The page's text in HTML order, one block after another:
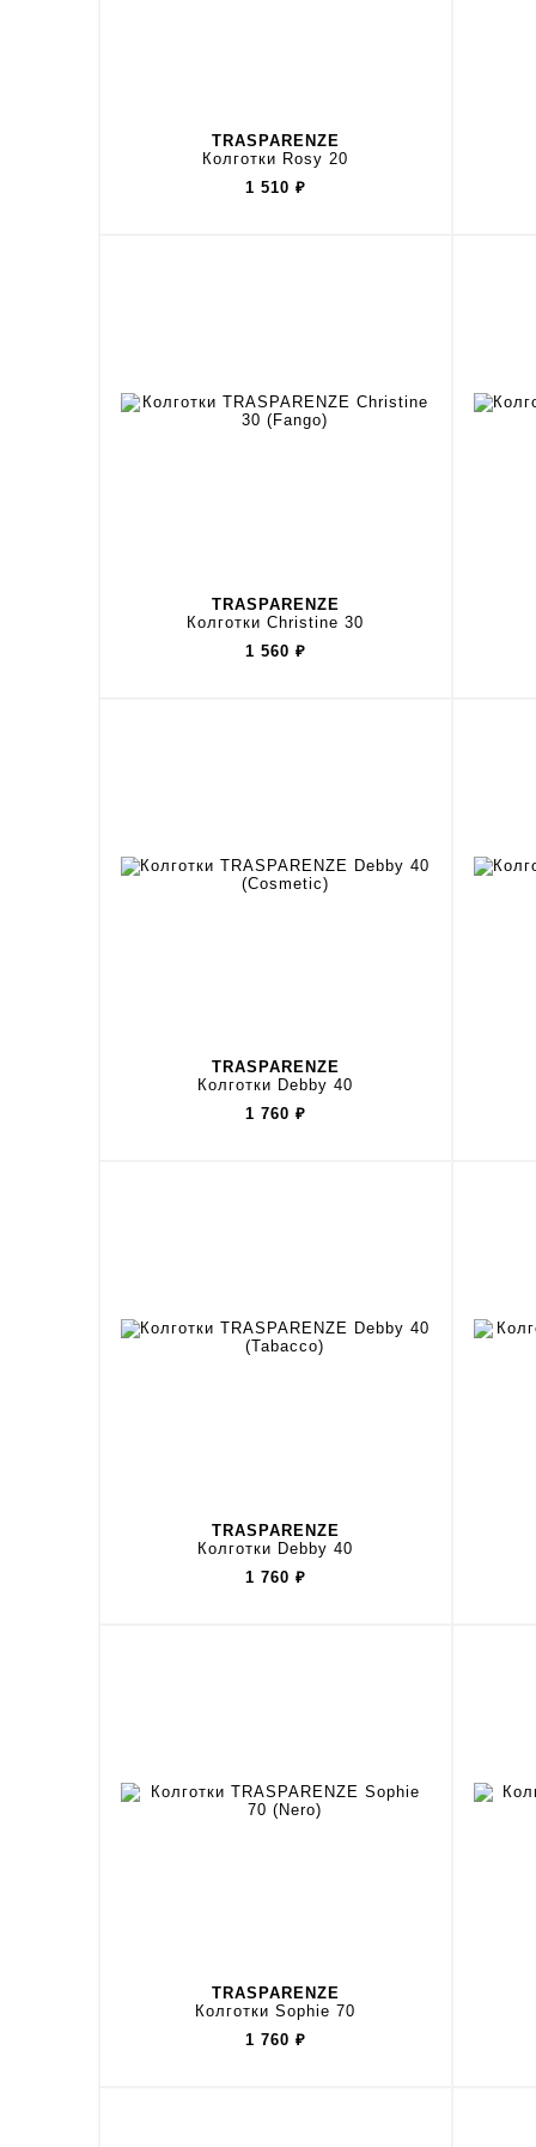
TRASPARENZE
Колготки Rosy 20
1 510 ₽
TRASPARENZE
Колготки Christine 30
1 560 ₽
TRASPARENZE
Колготки Debby 40
1 760 ₽
TRASPARENZE
Колготки Debby 40
1 760 ₽
TRASPARENZE
Колготки Sophie 70
1 760 ₽